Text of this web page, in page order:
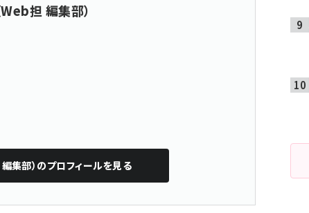
担 編集部）
集部）のプロフィールを見る